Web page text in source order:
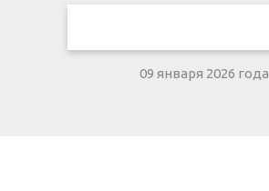
09 января 2026 года